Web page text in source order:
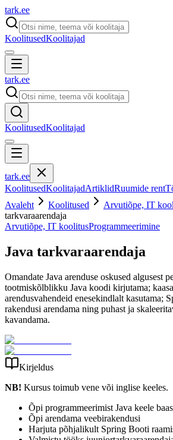
tark.ee
KoolitusedKoolitajad
tark.ee
KoolitusedKoolitajad
tark.ee
KoolitusedKoolitajadArtiklidRuumide rent
Avaleht
Koolitused Arvutiõpe, IT
tarkvaraarendaja
Arvutiõpe, IT koolitusProgrammeerimine
Java tarkvaraarendaja
Omandate Java arenduse oskused algusest
tootmiskõlblikku Java koodi kirjutama;
arendusvahendeid enesekindlalt kasutama;
rakendusi arendama ning puhast ja
kavandama.
Kirjeldus
NB! Kursus toimub vene või inglise keeles.
Õpi programmeerimist Java keele
Õpi arendama veebirakendusi
Harjuta põhjalikult Spring Booti